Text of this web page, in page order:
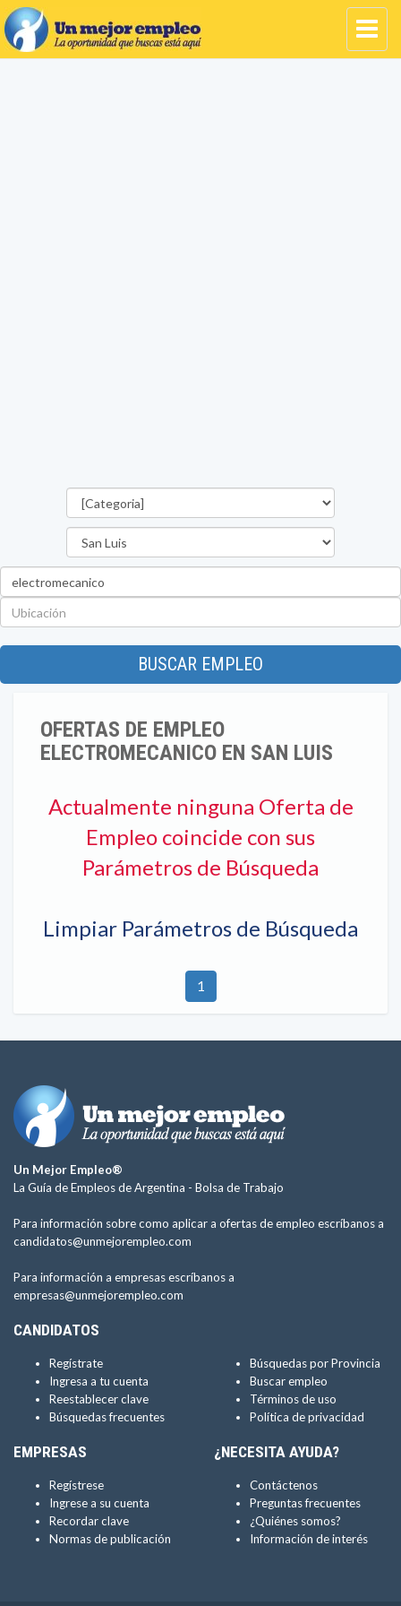
BUSCAR EMPLEO
OFERTAS DE EMPLEO
ELECTROMECANICO EN SAN LUIS
Actualmente ninguna Oferta de
Empleo coincide con sus
Parámetros de Búsqueda
Limpiar Parámetros de Búsqueda
1
Un Mejor Empleo®
La Guía de Empleos de Argentina - Bolsa de Trabajo
Para información sobre como aplicar a ofertas de empleo escríbanos a
candidatos@unmejorempleo.com
Para información a empresas escríbanos a
empresas@unmejorempleo.com
CANDIDATOS
Regístrate
Ingresa a tu cuenta
Reestablecer clave
Búsquedas frecuentes
Búsquedas por Provincia
Buscar empleo
Términos de uso
Política de privacidad
EMPRESAS
Regístrese
Ingrese a su cuenta
Recordar clave
Normas de publicación
¿NECESITA AYUDA?
Contáctenos
Preguntas frecuentes
¿Quiénes somos?
Información de interés